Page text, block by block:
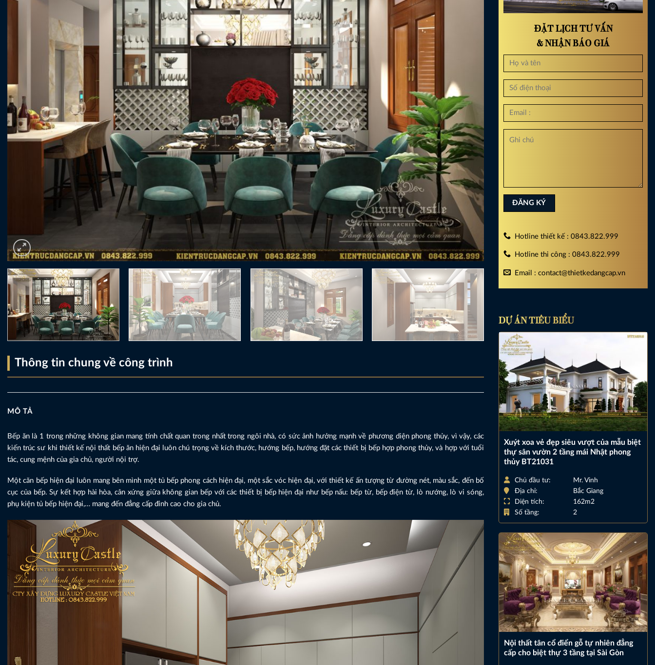
Thông tin chung về công trình
MÔ TẢ
Bếp ăn là 1 trong những không gian mang tính chất quan trong nhất trong ngôi nhà, có sức ảnh hưởng mạnh về phương diện phong thủy, vì vậy, các
kiến trúc sư khi thiết kế nội thất bếp ăn hiện đại luôn chú trọng về kích thước, hướng bếp, hướng đặt các thiết bị bếp hợp phong thủy, và hợp với tuổi
tác, cung mệnh của gia chủ, người nội trợ.
Một căn bếp hiện đại luôn mang bên mình một tủ bếp phong cách hiện đại, một sắc vóc hiện đại, với thiết kế ấn tượng từ đường nét, màu sắc, đến bố
cục của bếp. Sự kết hợp hài hòa, cân xứng giữa không gian bếp với các thiết bị bếp hiện đại như bếp nấu: bếp từ, bếp điện từ, lò nướng, lò vi sóng,
phụ kiện tủ bếp hiện đại,… mang đến đẳng cấp đỉnh cao cho gia chủ.
ĐẶT LỊCH TƯ VẤN
& NHẬN BÁO GIÁ
Hotline thiết kế : 0843.822.999
Hotline thi công : 0843.822.999
Email : contact@thietkedangcap.vn
DỰ ÁN TIÊU BIỂU
Xuýt xoa vẻ đẹp siêu vượt của mẫu biệt
thự sân vườn 2 tầng mái Nhật phong
thủy BT21031
Chủ đầu tư:
Mr. Vinh
Địa chỉ:
Bắc Giang
Diện tích:
162m2
Số tầng:
2
Nội thất tân cổ điển gỗ tự nhiên đẳng
cấp cho biệt thự 3 tầng tại Sài Gòn